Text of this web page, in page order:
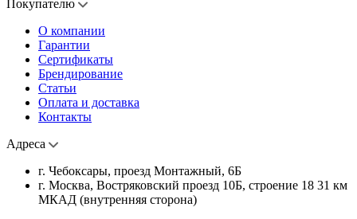
Покупателю
О компании
Гарантии
Сертификаты
Брендирование
Статьи
Оплата и доставка
Контакты
Адреса
г. Чебоксары, проезд Монтажный, 6Б
г. Москва, Востряковский проезд 10Б, строение 18 31 км
МКАД (внутренняя сторона)